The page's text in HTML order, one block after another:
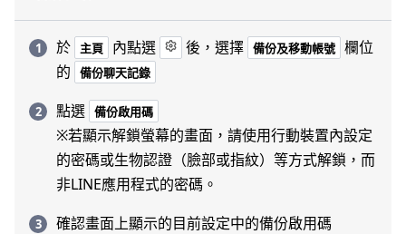
於 主頁 內點選 後，選擇 備份及移動帳號 欄位
的
備份聊天記錄
點選 備份啟用碼
※若顯示解鎖螢幕的畫面，請使用行動裝置內設定
的密碼或生物認證（臉部或指紋）等方式解鎖，而
非LINE應用程式的密碼。
確認畫面上顯示的目前設定中的備份啟用碼